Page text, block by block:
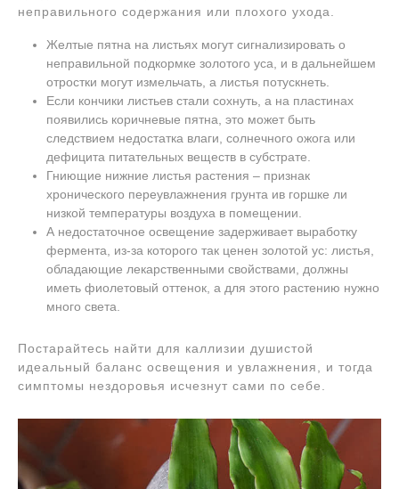
неправильного содержания или плохого ухода.
Желтые пятна на листьях могут сигнализировать о
неправильной подкормке золотого уса, и в дальнейшем
отростки могут измельчать, а листья потускнеть.
Если кончики листьев стали сохнуть, а на пластинах
появились коричневые пятна, это может быть
следствием недостатка влаги, солнечного ожога или
дефицита питательных веществ в субстрате.
Гниющие нижние листья растения – признак
хронического переувлажнения грунта ив горшке ли
низкой температуры воздуха в помещении.
А недостаточное освещение задерживает выработку
фермента, из-за которого так ценен золотой ус: листья,
обладающие лекарственными свойствами, должны
иметь фиолетовый оттенок, а для этого растению нужно
много света.
Постарайтесь найти для каллизии душистой
идеальный баланс освещения и увлажнения, и тогда
симптомы нездоровья исчезнут сами по себе.